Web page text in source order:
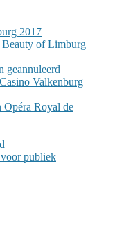
2017
Beauty of Limburg
geannuleerd
Valkenburg
Opéra Royal de
publiek